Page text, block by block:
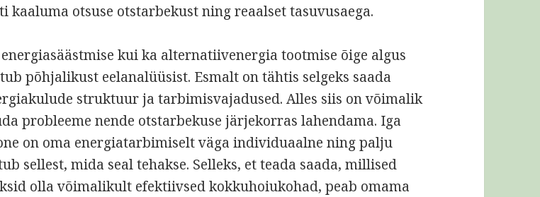
kaaluma otsuse otstarbekust ning reaalset tasuvusaega.
kui ka alternatiivenergia tootmise õige algus
põhjalikust eelanalüüsist. Esmalt on tähtis selgeks saada
struktuur ja tarbimisvajadused. Alles siis on võimalik
probleeme nende otstarbekuse järjekorras lahendama. Iga
on oma energiatarbimiselt väga individuaalne ning palju
sellest, mida seal tehakse. Selleks, et teada saada, millised
olla võimalikult efektiivsed kokkuhoiukohad, peab omama